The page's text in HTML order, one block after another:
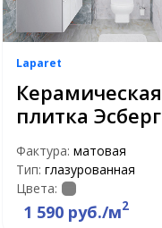
Laparet
Керамическая
плитка Эсберг
Фактура: матовая
Тип: глазурованная
Цвета:
1 590 руб./м2